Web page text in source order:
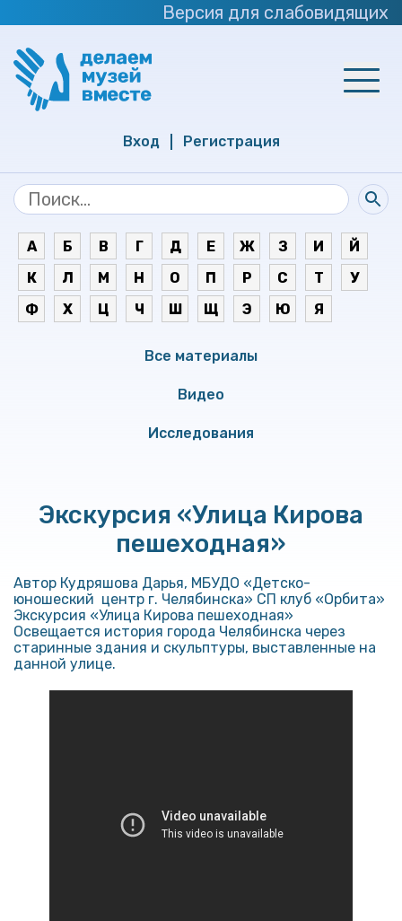
Версия для слабовидящих
Вход Регистрация
А Б В Г Д Е Ж З И
Й
К
Л М Н О П Р С Т
У
Ф
Х Ц Ч Ш Щ Э Ю Я
Все материалы
Видео
Исследования
Экскурсия «Улица Кирова
пешеходная»
Автор Кудряшова Дарья, МБУДО «Детско-
юношеский центр г. Челябинска» СП клуб «Орбита»
Экскурсия «Улица Кирова пешеходная»
Освещается история города Челябинска через
старинные здания и скульптуры, выставленные на
данной улице.